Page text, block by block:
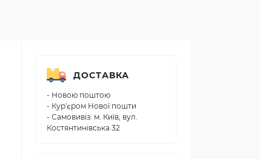
ДОСТАВКА
- Новою поштою
- Кур'єром Нової пошти
- Самовивіз: м. Київ, вул.
Костянтинівська 32